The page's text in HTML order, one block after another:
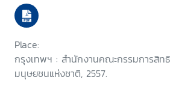
เมืองนนทบุรีทำการสอบสวนคดีโดย
ไม่เป็นไปตามขั้นตอนของกฎหมาย
Place:
กรุงเทพฯ : สำนักงานคณะกรรมการสิทธิ
มนุษยชนแห่งชาติ, 2557.